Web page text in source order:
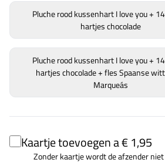
Pluche rood kussenhart I love you +
hartjes chocolade
Pluche rood kussenhart I love you +
hartjes chocolade + fles Spaanse
Marqueás
Kaartje toevoegen a € 1,95
Zonder kaartje wordt de afzender